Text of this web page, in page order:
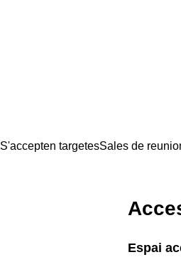
S'accepten targetesSales de
Espai